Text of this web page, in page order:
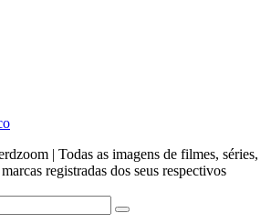
| Todas as imagens de filmes, séries,
registradas dos seus respectivos